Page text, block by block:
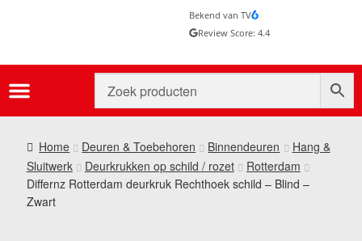
Bekend van TV
Review Score: 4.4
Home Deuren & Toebehoren Binnendeuren
Hang &
Sluitwerk
Deurkrukken op schild / rozet
Rotterdam
Differnz Rotterdam deurkruk Rechthoek schild – Blind –
Zwart